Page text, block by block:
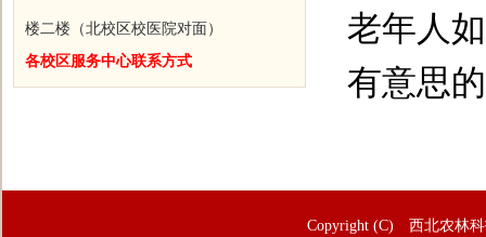
楼二楼（北校区校医院对面）
各校区服务中心联系方式
老年人
有意思
Copyright (C) 西北农林